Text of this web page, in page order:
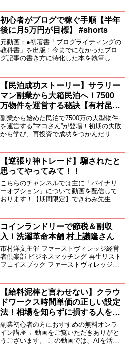
に基づく改善これは「良いアドバイス」
ではありません現実...
初心者がブログで稼ぐ手順【半年
後に月5万円が目標】 #shorts
元動画：●初著書「ブログライティングの
教科書」を出版！今までになかったブロ
グ記事の書き方に特化した本を執筆しま
も間違いなし！※2022/11/18に発売●【無
料メール...
【民泊成功ストーリー】サラリー
マン副業から大箱民泊へ！7500
万物件を運営する秘訣【有村昆×
マコさん】
副業から始めた民泊で7500万の大型物件
を運営する“マコさん”が登場！初期の失敗
から学び、再投資で成功をつかんだリア
ナー ── マコさん・Airbnb ...
【逆張り神トレード】騙されたと
思ってやってみて！！
こちらのチャンネルでは主に「バイナリ
ーオプション」について動画を配信して
おります！【期間限定】できわみ先生開
ってください。【きわみ先生公式LINE】
→ ショート...
コインランドリーで節税＆副収
入！洗濯革命本舗 村上議隆さん
市村洋文主催 ファーストヴィレッジ経営
者倶楽部 ビジネスマッチング 再生リスト
フェイスブック ファーストヴィレッジ株
5408-5123 Fax 0...
【給料泥棒と言わせない】クラウ
ドワークス時間単価の正しい設定
法！相場を知らずに損する人を救
う「時給アップ」の全手順
副業初心者の方におすすめの無料オンラ
イン講座→ 動画をご覧いただきありがと
うございます。 この動画では、AIを活用